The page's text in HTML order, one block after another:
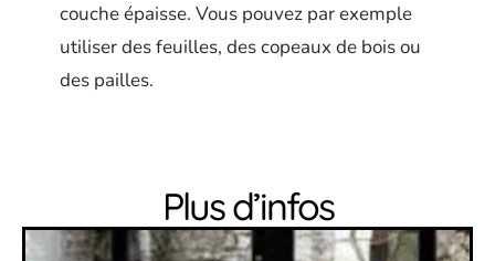
couche épaisse. Vous pouvez par exemple
utiliser des feuilles, des copeaux de bois ou
des pailles.
Plus d’infos